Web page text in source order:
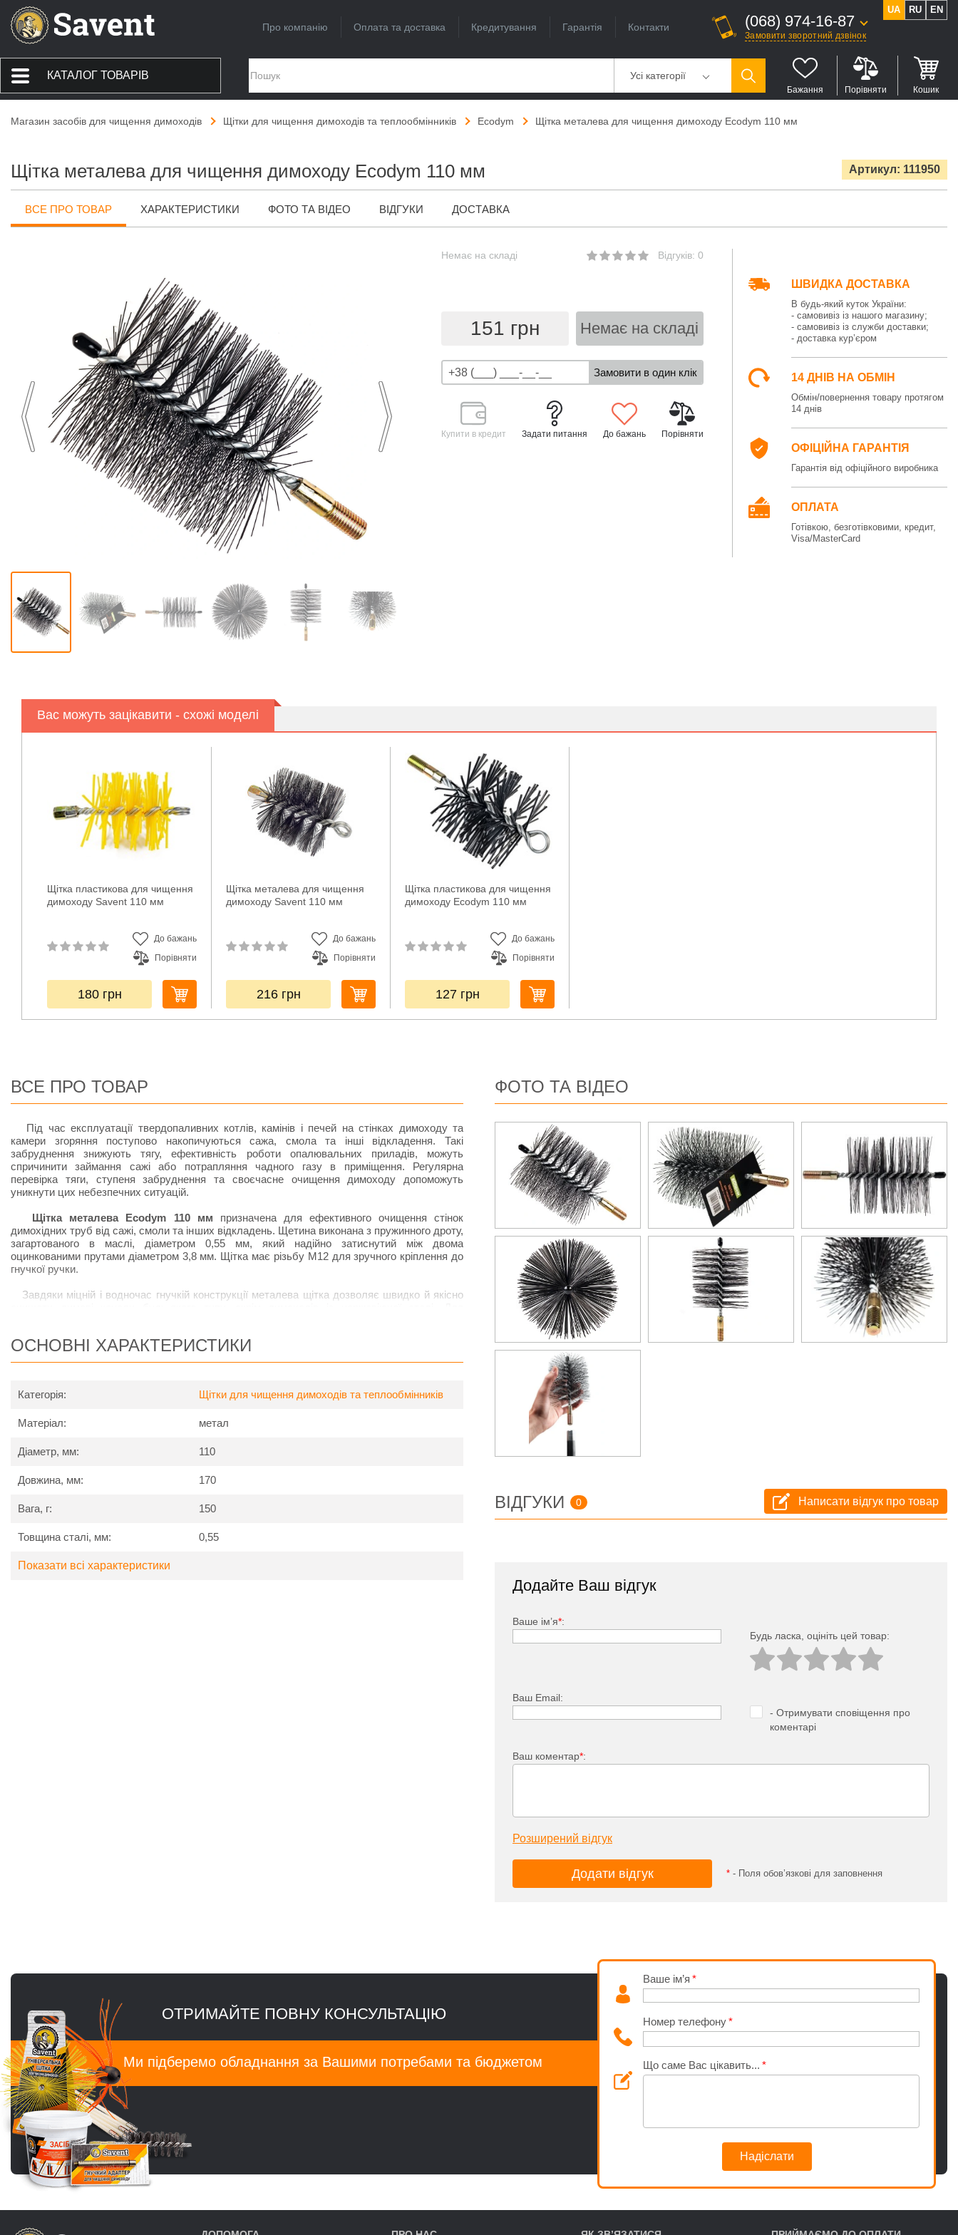
Про компанію Оплата та доставка Кредитування Гарантія Контакти (068) 974-16-87
Замовити зворотний дзвінок
UA RU EN
КАТАЛОГ ТОВАРІВ Усі категорії
Бажання Порівняти Кошик
Магазин засобів для чищення димоходів Щітки для чищення димоходів та теплообмінників Ecodym Щітка металева для чищення димоходу Ecodym 110 мм
Щітка металева для чищення димоходу Ecodym 110 мм Артикул: 111950
ВСЕ ПРО ТОВАР ХАРАКТЕРИСТИКИ ФОТО ТА ВІДЕО ВІДГУКИ ДОСТАВКА
Немає на складі Відгуків: 0
151 грн Немає на складі
Купити в кредит Задати питання До бажань Порівняти
ШВИДКА ДОСТАВКА
В будь-який куток України:
- самовивіз із нашого магазину;
- самовивіз із служби доставки;
- доставка кур’єром
14 ДНІВ НА ОБМІН
Обмін/повернення товару протягом
14 днів
ОФІЦІЙНА ГАРАНТІЯ
Гарантія від офіційного виробника
ОПЛАТА
Готівкою, безготівковими, кредит,
Visa/MasterCard
Вас можуть зацікавити - схожі моделі
Щітка пластикова для чищення
димоходу Savent 110 мм
До бажань
Порівняти
180 грн
Щітка металева для чищення
димоходу Savent 110 мм
До бажань
Порівняти
216 грн
Щітка пластикова для чищення
димоходу Ecodym 110 мм
До бажань
Порівняти
127 грн
ВСЕ ПРО ТОВАР
Під час експлуатації твердопаливних котлів, камінів і печей на стінках димоходу та
камери згоряння поступово накопичуються сажа, смола та інші відкладення. Такі
забруднення знижують тягу, ефективність роботи опалювальних приладів, можуть
спричинити займання сажі або потрапляння чадного газу в приміщення. Регулярна
перевірка тяги, ступеня забруднення та своєчасне очищення димоходу допоможуть
уникнути цих небезпечних ситуацій.
Щітка металева Ecodym 110 мм призначена для ефективного очищення стінок
димохідних труб від сажі, смоли та інших відкладень. Щетина виконана з пружинного дроту,
загартованого в маслі, діаметром 0,55 мм, який надійно затиснутий між двома
оцинкованими прутами діаметром 3,8 мм. Щітка має різьбу М12 для зручного кріплення до
гнучкої ручки.
Завдяки міцній і водночас гнучкій конструкції металева щітка дозволяє швидко й якісно
ОСНОВНІ ХАРАКТЕРИСТИКИ
Категорія: Щітки для чищення димоходів та теплообмінників
Матеріал: метал
Діаметр, мм: 110
Довжина, мм: 170
Вага, г: 150
Товщина сталі, мм: 0,55
Показати всі характеристики
ФОТО ТА ВІДЕО
ВІДГУКИ 0 Написати відгук про товар
Додайте Ваш відгук
Ваше ім’я*:
Будь ласка, оцініть цей товар:
Ваш Email:
- Отримувати сповіщення про
коментарі
Ваш коментар*:
Розширений відгук
* - Поля обов’язкові для заповнення
ОТРИМАЙТЕ ПОВНУ КОНСУЛЬТАЦІЮ
Ми підберемо обладнання за Вашими потребами та бюджетом
Ваше ім’я
Номер телефону
Що саме Вас цікавить...
Надіслати